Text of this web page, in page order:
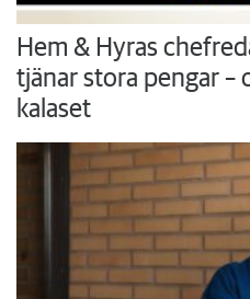
Hem & Hyras
tjänar stora pengar –
kalaset